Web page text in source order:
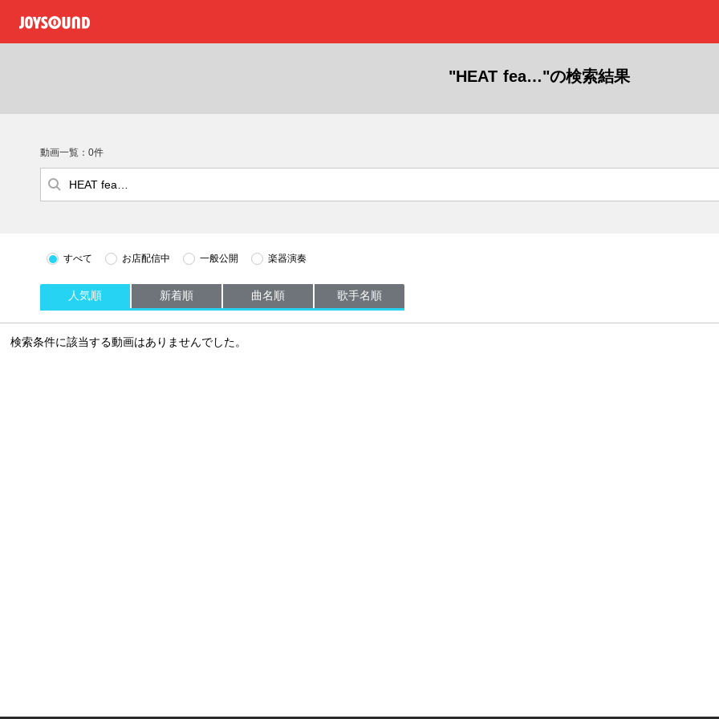
"HEAT fea…"の検索結果
動画一覧：0件
すべて お店配信中 一般公開 楽器演奏
人気順 新着順 曲名順 歌手名順
検索条件に該当する動画はありませんでした。